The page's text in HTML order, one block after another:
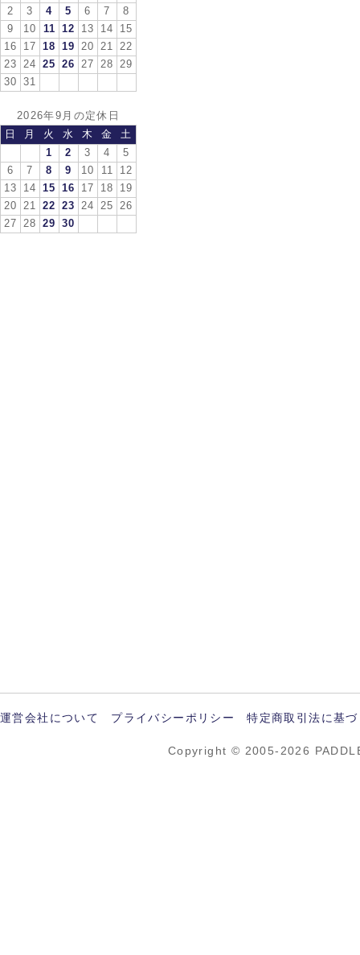
2
3 4 5 6 7
8
9
10 11 12 13 14
15
16
17 18 19 20 21
22
23
24 25 26 27 28
29
30
31
2026年9月の定休日
日
月 火 水 木 金
土
1
2 3 4
5
6
7 8 9 10 11
12
13
14 15 16 17 18
19
20
21 22 23 24 25
26
27
28 29 30
運営会社について プライバシーポリシー 特定商取引法に基
Copyright © 2005-2026